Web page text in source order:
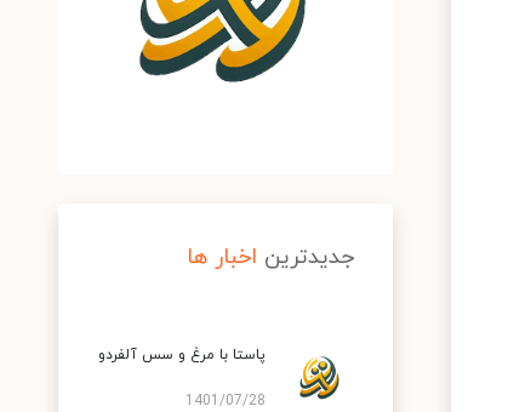
جدیدترین اخبار ها
پاستا با مرغ و سس آلفردو
1401/07/28